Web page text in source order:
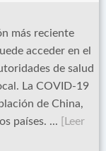
más reciente
acceder en el
de salud
La COVID-19
de China,
países. ...
[Leer